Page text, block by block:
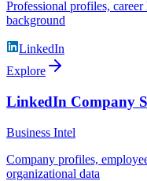
Professional profiles,
background
LinkedIn
Explore
LinkedIn Company
Business Intel
Company profiles,
organizational data